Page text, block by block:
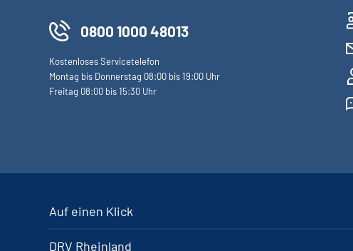
0800 1000 48013
Kostenloses Servicetelefon
Montag bis Donnerstag 08:00 bis 19:00 Uhr
Freitag 08:00 bis 15:30 Uhr
Auf einen Klick
DRV Rheinland